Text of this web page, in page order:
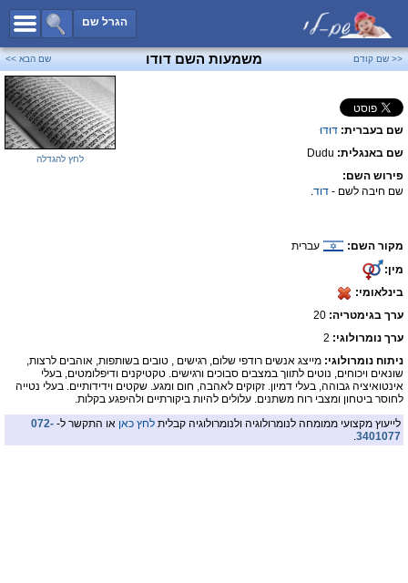
הגרל שם
כל השמות
שמות לבנים
שמות לבנות
שמות משותפים
שמות נפוצים
פייסבוק
<< שם קודם משמעות השם דודו שם הבא >>
שם בעברית: דּוּדּוּ
שם באנגלית: Dudu
פירוש השם:
שם חיבה לשם - דוד.
מקור השם:
עברית
מין:
בינלאומי:
ערך בגימטריה:
ערך נומרולוגי: 2
לחץ להגדלה
ניתוח נומרולוגי: מייצג אנשים רודפי שלום, רגישים , טובים בשותפות, אוהבים לרצות,
שונאים ויכוחים, נוטים לתווך במצבים סבוכים ורגישים. טקטיקנים ודיפלומטים, בעלי
אינטואיציה גבוהה, בעלי דמיון. זקוקים לאהבה, חום ומגע. שקטים וידידותיים. בעלי נטייה
לחוסר ביטחון ומצבי רוח משתנים. עלולים להיות ביקורתיים ולהיפגע בקלות.
לייעוץ מקצועי ממומחה לנומרולוגיה ולנומרולוגיה קבלית לחץ כאן או התקשר ל- 072-
3401077
.